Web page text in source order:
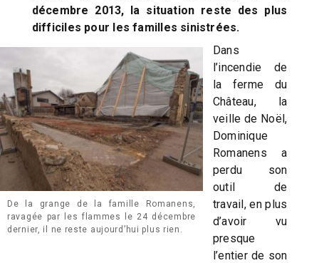
décembre 2013, la situation reste des plus
difficiles pour les familles sinistrées.
De la grange de la famille Romanens,
ravagée par les flammes le 24 décembre
dernier, il ne reste aujourd’hui plus rien.
Dans
l’incendie de
la ferme du
Château, la
veille de Noël,
Dominique
Romanens a
perdu son
outil de
travail, en plus
d’avoir vu
presque
l’entier de son